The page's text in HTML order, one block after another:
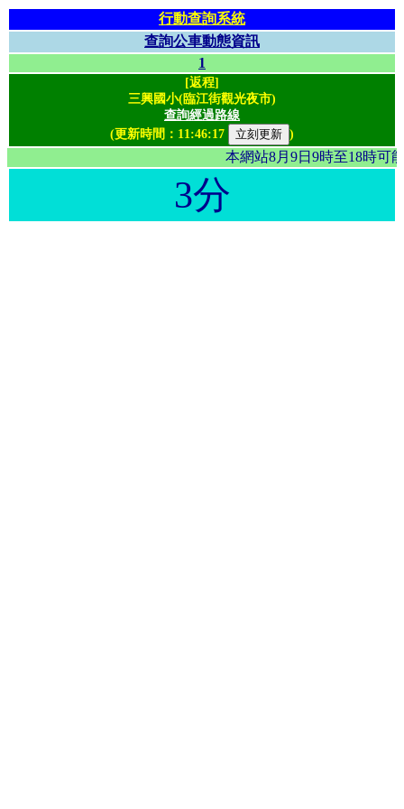
行動查詢系統
查詢公車動態資訊
1
[返程]
三興國小(臨江街觀光夜市)
查詢經過路線
(更新時間： 11:46:17 )
本網站8月9日9時至18
3分